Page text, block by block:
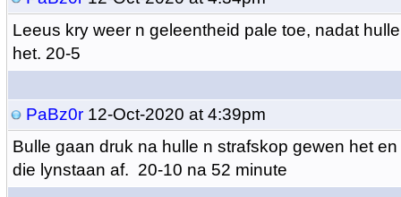
Leeus kry weer n geleentheid pale toe, nadat
het. 20-5
PaBz0r12-Oct-2020 at 4:39pm
Bulle gaan druk na hulle n strafskop gewen het
die lynstaan af. 20-10 na 52 minute